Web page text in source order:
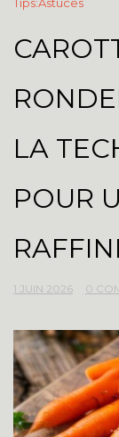
Tips:Astuces
LA
POUR
1 JUIN 2026 0